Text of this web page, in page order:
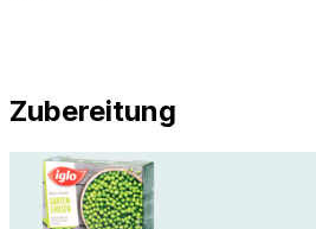
Zubereitung